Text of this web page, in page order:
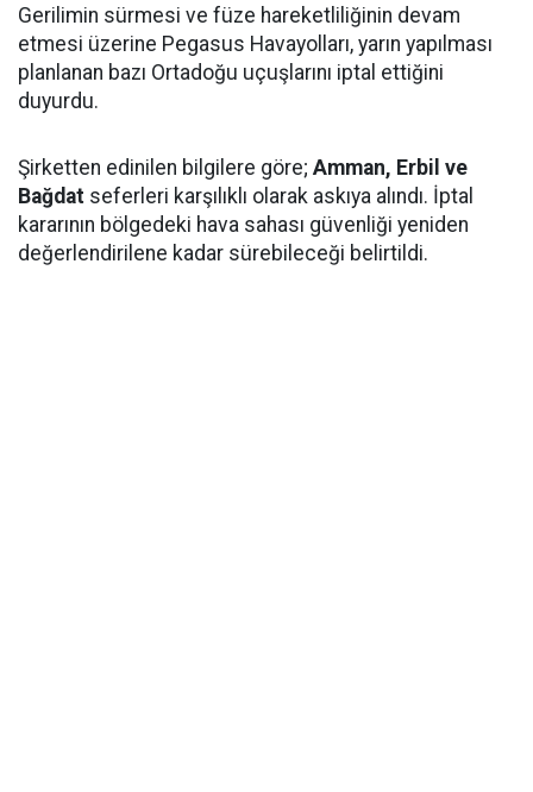
Gerilimin sürmesi ve füze hareketliliğinin devam
etmesi üzerine Pegasus Havayolları, yarın yapılması
planlanan bazı Ortadoğu uçuşlarını iptal ettiğini
duyurdu.
Şirketten edinilen bilgilere göre; Amman, Erbil ve
Bağdat seferleri karşılıklı olarak askıya alındı. İptal
kararının bölgedeki hava sahası güvenliği yeniden
değerlendirilene kadar sürebileceği belirtildi.